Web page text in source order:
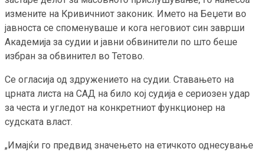
измените на Кривичниот законик. Името на Беџети во
јавноста се споменуваше и кога неговиот син заврши
Академија за судии и јавни обвинители по што беше
избран за обвинител во Тетово.
Се огласија од здружението на судии. Ставањето на
црната листа на САД на било кој судија е сериозен удар
за честа и угледот на конкретниот функционер на
судската власт.
„Имајќи го предвид значењето на етичкото однесување